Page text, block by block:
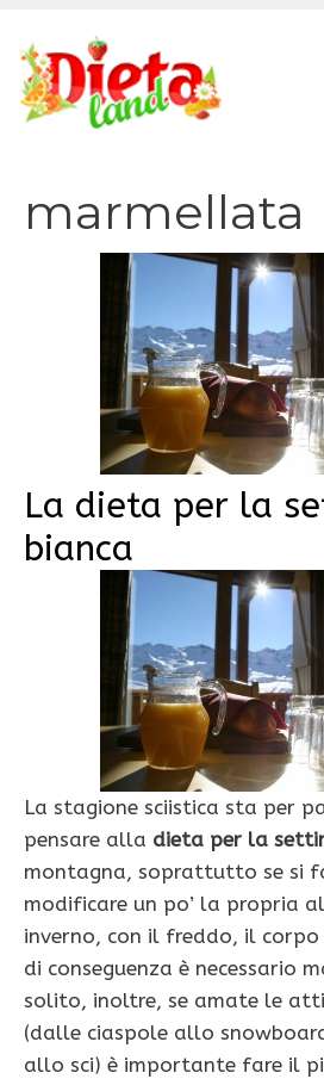
contenuto
marmellata
La dieta per la
bianca
La stagione sciistica sta per
pensare alla dieta per la
montagna, soprattutto se si
modificare un po’ la propria
inverno, con il freddo, il
di conseguenza è necessario
solito, inoltre, se amate le
(dalle ciaspole allo
allo sci) è importante fare il